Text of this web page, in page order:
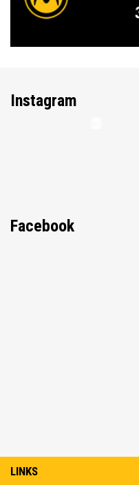
Instagram
Facebook
LINKS